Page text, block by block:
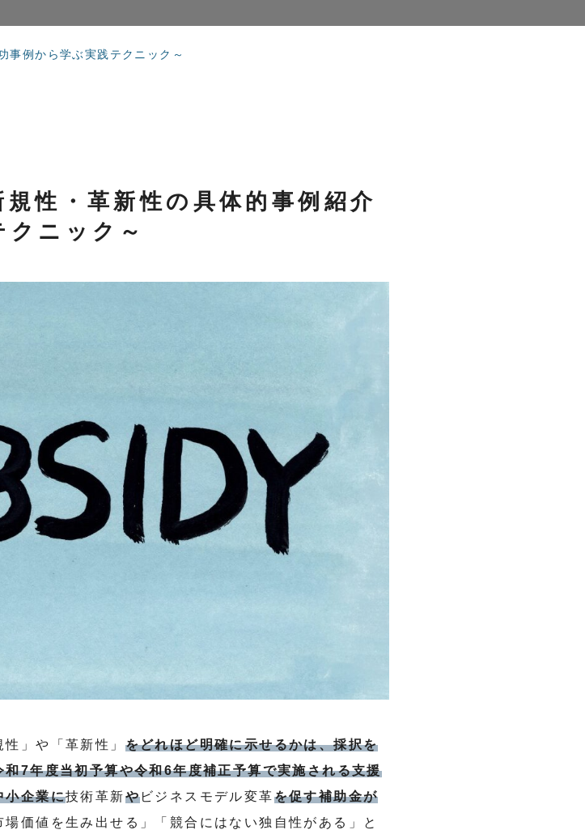
例から学ぶ実践テクニック～
性・革新性の具体的事例紹介
クニック～
」や「革新性」 をどれほど明確に示せるかは、採択を
7年度当初予算や令和6年度補正予算で実施される支援
小企業に技術革新やビジネスモデル変革を促す補助金が
場価値を生み出せる」「競合にはない独自性がある」と